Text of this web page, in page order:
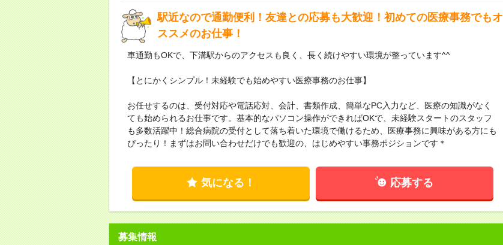
駅近なので通勤便利！友達との応募も大歓迎！初めての医療事務でもオ
ススメのお仕事！
車通勤もOKで、下溝駅からのアクセスも良く、長く続けやすい環境が整っています^^
【とにかくシンプル！未経験でも始めやすい医療事務のお仕事】
お任せするのは、受付対応や電話応対、会計、書類作成、簡単なPC入力など、医療の知識がなく
ても始められるお仕事です。基本的なパソコン操作ができればOKで、未経験スタートのスタッフ
も多数活躍中！総合病院の受付として落ち着いた環境で働けるため、医療事務に興味がある方にも
ぴったり！まずはお問い合わせだけでも歓迎の、はじめやすい事務ポジションです＊
気になる！ 応募する
募集情報